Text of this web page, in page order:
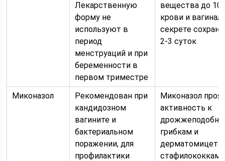
Лекарственную
форму не
используют в
период
менструаций и при
беременности в
первом триместре
вещества до
крови и
секрете
2-3 суток
Миконазол
Рекомендован при
кандидозном
вагините и
бактериальном
поражении, для
профилактики
Миконазол
активность к
грибкам и
стафилококкам